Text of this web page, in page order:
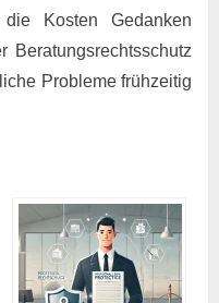
Kosten Gedanken
Beratungsrechtsschutz
Probleme frühzeitig